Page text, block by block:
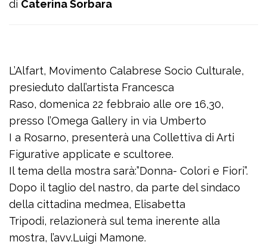
di Caterina Sorbara
L’Alfart, Movimento Calabrese Socio Culturale,
presieduto dall’artista Francesca
Raso, domenica 22 febbraio alle ore 16,30,
presso l’Omega Gallery in via Umberto
I a Rosarno, presenterà una Collettiva di Arti
Figurative applicate e scultoree.
Il tema della mostra sarà:”Donna- Colori e Fiori”.
Dopo il taglio del nastro, da parte del sindaco
della cittadina medmea, Elisabetta
Tripodi, relazionerà sul tema inerente alla
mostra, l’avv.Luigi Mamone.